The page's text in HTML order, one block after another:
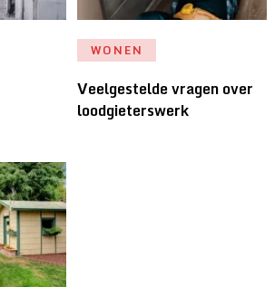
WONEN
Veelgestelde vragen over
loodgieterswerk